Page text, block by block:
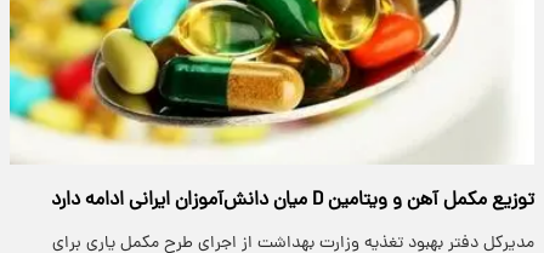
توزیع مکمل آهن و ویتامین D میان دانش‌آموزان ایرانی ادامه دارد
مدیرکل دفتر بهبود تغذیه وزارت بهداشت از اجرای طرح مکمل یاری برای